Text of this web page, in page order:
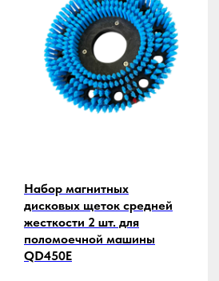
Набор магнитных
дисковых щеток средней
жесткости 2 шт. для
поломоечной машины
QD450E